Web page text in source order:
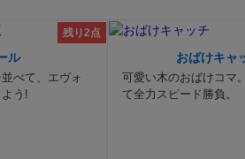
残り2点
ル
べて、エヴォ
う!
おばけキャ
可愛い木のおばけコマ
て全力スピード勝負。